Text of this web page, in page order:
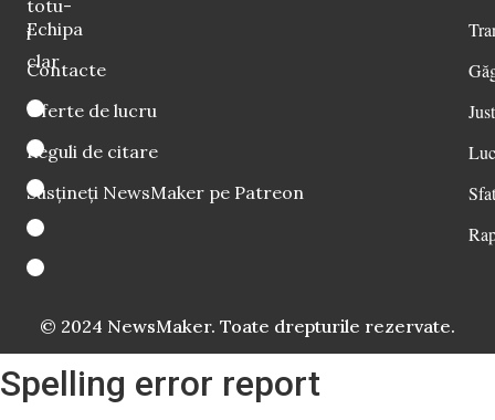
totu-
i
clar
Echipa
Contacte
Oferte de lucru
Reguli de citare
Susțineți NewsMaker pe Patreon
© 2024 NewsMaker. Toate drepturile rezervate.
Spelling error report